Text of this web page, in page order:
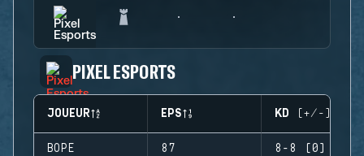
PIXEL ESPORTS
JOUEUR EPS KD (+/-)
BOPE 87 8-8 (0)